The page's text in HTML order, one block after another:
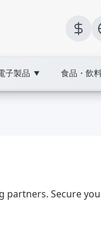
子製品 ▼ 食品・飲
partners. Secure